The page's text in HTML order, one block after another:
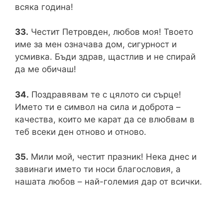
всяка година!
33. Честит Петровден, любов моя! Твоето
име за мен означава дом, сигурност и
усмивка. Бъди здрав, щастлив и не спирай
да ме обичаш!
34. Поздравявам те с цялото си сърце!
Името ти е символ на сила и доброта –
качества, които ме карат да се влюбвам в
теб всеки ден отново и отново.
35. Мили мой, честит празник! Нека днес и
завинаги името ти носи благословия, а
нашата любов – най-големия дар от всички.